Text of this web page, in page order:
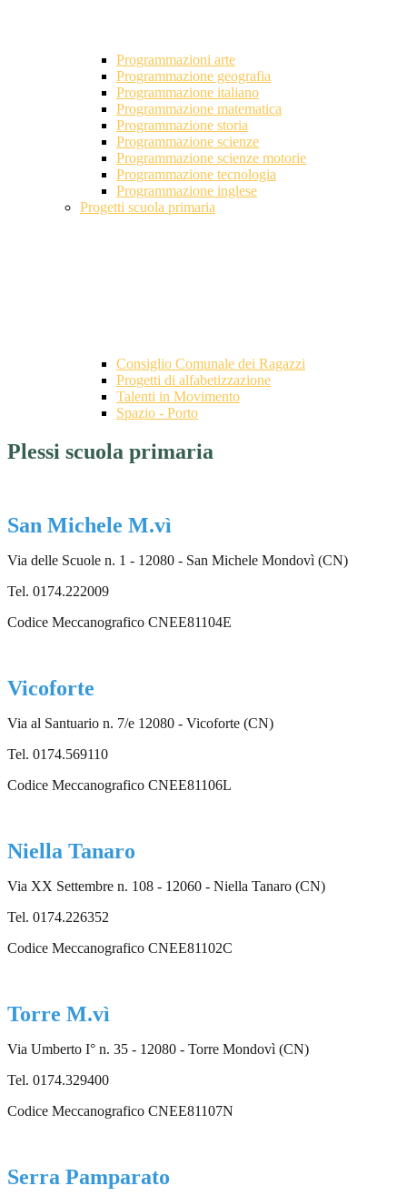
Programmazioni arte
Programmazione geografia
Programmazione italiano
Programmazione matematica
Programmazione storia
Programmazione scienze
Programmazione scienze motorie
Programmazione tecnologia
Programmazione inglese
Progetti scuola primaria
Consiglio Comunale dei Ragazzi
Progetti di alfabetizzazione
Talenti in Movimento
Spazio - Porto
Plessi scuola primaria
San Michele M.vì
Via delle Scuole n. 1 - 12080 - San Michele Mondovì (CN)
Tel. 0174.222009
Codice Meccanografico CNEE81104E
Vicoforte
Via al Santuario n. 7/e 12080 - Vicoforte (CN)
Tel. 0174.569110
Codice Meccanografico CNEE81106L
Niella Tanaro
Via XX Settembre n. 108 - 12060 - Niella Tanaro (CN)
Tel. 0174.226352
Codice Meccanografico CNEE81102C
Torre M.vì
Via Umberto I° n. 35 - 12080 - Torre Mondovì (CN)
Tel. 0174.329400
Codice Meccanografico CNEE81107N
Serra Pamparato